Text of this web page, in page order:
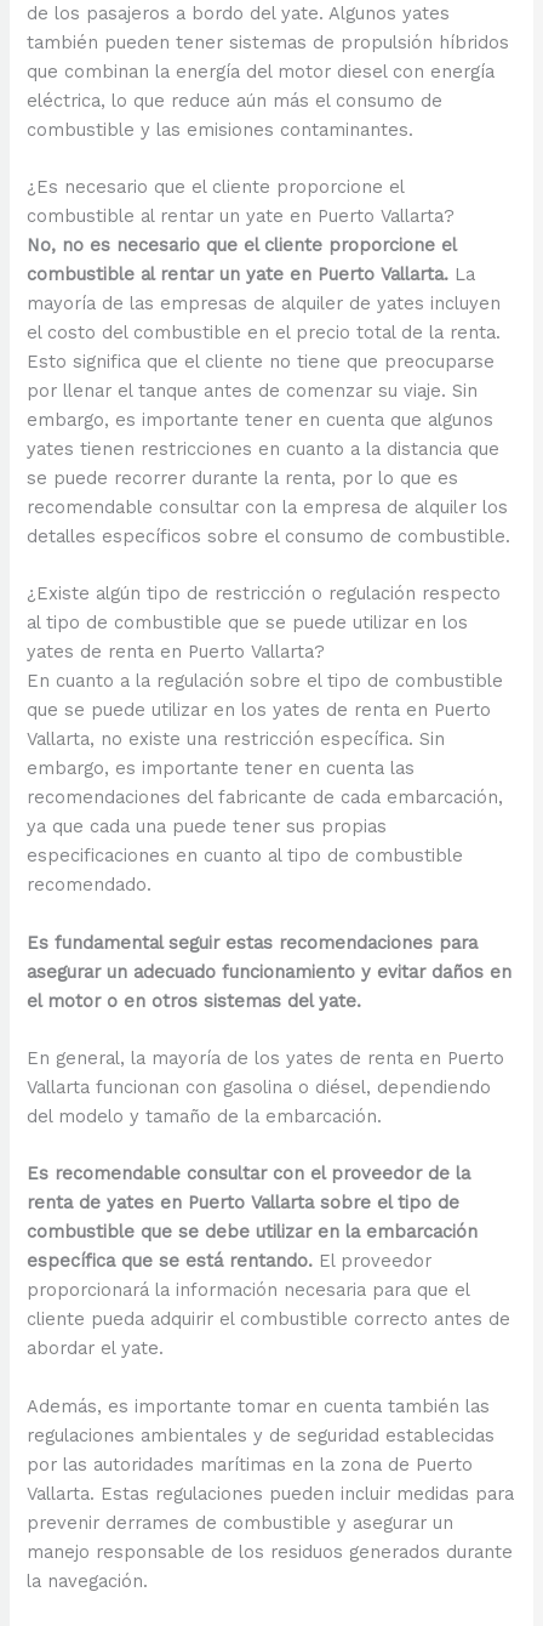
de los pasajeros a bordo del yate. Algunos yates
también pueden tener sistemas de propulsión híbridos
que combinan la energía del motor diesel con energía
eléctrica, lo que reduce aún más el consumo de
combustible y las emisiones contaminantes.
¿Es necesario que el cliente proporcione el
combustible al rentar un yate en Puerto Vallarta?
No, no es necesario que el cliente proporcione el
combustible al rentar un yate en Puerto Vallarta. La
mayoría de las empresas de alquiler de yates incluyen
el costo del combustible en el precio total de la renta.
Esto significa que el cliente no tiene que preocuparse
por llenar el tanque antes de comenzar su viaje. Sin
embargo, es importante tener en cuenta que algunos
yates tienen restricciones en cuanto a la distancia que
se puede recorrer durante la renta, por lo que es
recomendable consultar con la empresa de alquiler los
detalles específicos sobre el consumo de combustible.
¿Existe algún tipo de restricción o regulación respecto
al tipo de combustible que se puede utilizar en los
yates de renta en Puerto Vallarta?
En cuanto a la regulación sobre el tipo de combustible
que se puede utilizar en los yates de renta en Puerto
Vallarta, no existe una restricción específica. Sin
embargo, es importante tener en cuenta las
recomendaciones del fabricante de cada embarcación,
ya que cada una puede tener sus propias
especificaciones en cuanto al tipo de combustible
recomendado.
Es fundamental seguir estas recomendaciones para
asegurar un adecuado funcionamiento y evitar daños en
el motor o en otros sistemas del yate.
En general, la mayoría de los yates de renta en Puerto
Vallarta funcionan con gasolina o diésel, dependiendo
del modelo y tamaño de la embarcación.
Es recomendable consultar con el proveedor de la
renta de yates en Puerto Vallarta sobre el tipo de
combustible que se debe utilizar en la embarcación
específica que se está rentando. El proveedor
proporcionará la información necesaria para que el
cliente pueda adquirir el combustible correcto antes de
abordar el yate.
Además, es importante tomar en cuenta también las
regulaciones ambientales y de seguridad establecidas
por las autoridades marítimas en la zona de Puerto
Vallarta. Estas regulaciones pueden incluir medidas para
prevenir derrames de combustible y asegurar un
manejo responsable de los residuos generados durante
la navegación.